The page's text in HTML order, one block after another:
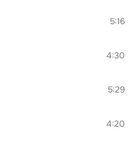
5:16
4:30
5:29
4:20